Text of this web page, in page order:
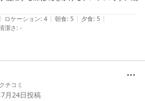
でに入れるか少し心配しましたが、問題な
うと思います。
いです。
| ロケーション: 4 | 朝食: 5 | 夕食: 5 |
潔さ: -
チコミ
月24日投稿